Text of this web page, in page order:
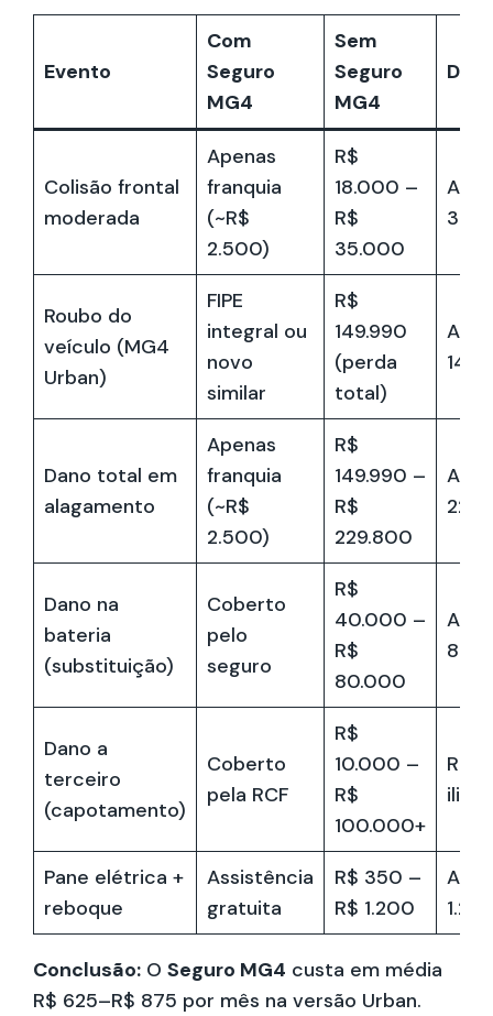
Evento
Com
Seguro
MG4
Sem
Seguro
MG4
Colisão frontal
moderada
Apenas
franquia
(~R$
2.500)
R$
18.000 –
R$
35.000
Até
Roubo do
veículo (MG4
Urban)
FIPE
integral ou
novo
similar
R$
149.990
(perda
total)
Até
Dano total em
alagamento
Apenas
franquia
(~R$
2.500)
R$
149.990 –
R$
229.800
Até
Dano na
bateria
(substituição)
Coberto
pelo
seguro
R$
40.000 –
R$
80.000
Até
Dano a
terceiro
(capotamento)
Coberto
pela RCF
R$
10.000 –
R$
100.000+
Pane elétrica +
reboque
Assistência
gratuita
R$ 350 –
R$ 1.200
Até
Conclusão: O Seguro MG4 custa em média
R$ 625–R$ 875 por mês na versão Urban.